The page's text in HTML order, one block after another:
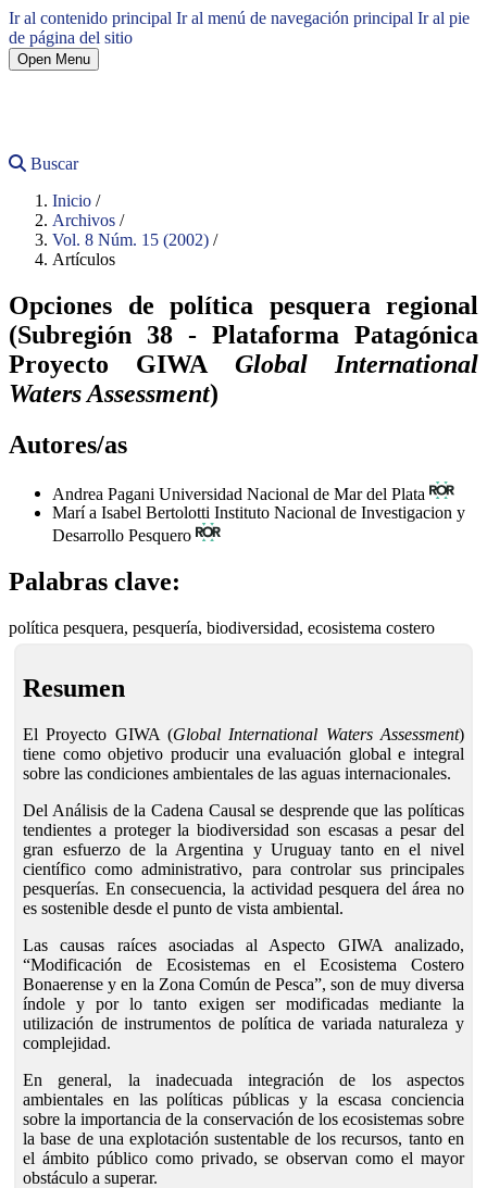
Ir al contenido principal Ir al menú de navegación principal Ir al pie
de página del sitio
Open Menu
Buscar
Inicio /
Archivos /
Vol. 8 Núm. 15 (2002) /
Artículos
Opciones de política pesquera regional
(Subregión 38 - Plataforma Patagónica
Proyecto GIWA Global International
Waters Assessment)
Autores/as
Andrea Pagani Universidad Nacional de Mar del Plata
Marí a Isabel Bertolotti Instituto Nacional de Investigacion y
Desarrollo Pesquero
Palabras clave:
política pesquera, pesquería, biodiversidad, ecosistema costero
Resumen
El Proyecto GIWA (Global International Waters Assessment)
tiene como objetivo producir una evaluación global e integral
sobre las condiciones ambientales de las aguas internacionales.
Del Análisis de la Cadena Causal se desprende que las políticas
tendientes a proteger la biodiversidad son escasas a pesar del
gran esfuerzo de la Argentina y Uruguay tanto en el nivel
científico como administrativo, para controlar sus principales
pesquerías. En consecuencia, la actividad pesquera del área no
es sostenible desde el punto de vista ambiental.
Las causas raíces asociadas al Aspecto GIWA analizado,
“Modificación de Ecosistemas en el Ecosistema Costero
Bonaerense y en la Zona Común de Pesca”, son de muy diversa
índole y por lo tanto exigen ser modificadas mediante la
utilización de instrumentos de política de variada naturaleza y
complejidad.
En general, la inadecuada integración de los aspectos
ambientales en las políticas públicas y la escasa conciencia
sobre la importancia de la conservación de los ecosistemas sobre
la base de una explotación sustentable de los recursos, tanto en
el ámbito público como privado, se observan como el mayor
obstáculo a superar.